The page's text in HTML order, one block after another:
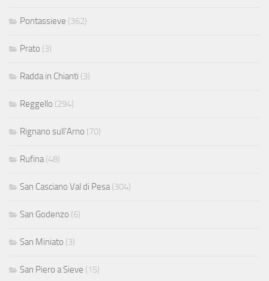
Pontassieve (362)
Prato (3)
Radda in Chianti (3)
Reggello (294)
Rignano sull'Arno (70)
Rufina(48)
San Casciano Val di Pesa(304)
San Godenzo (6)
San Miniato (3)
San Piero a Sieve (15)